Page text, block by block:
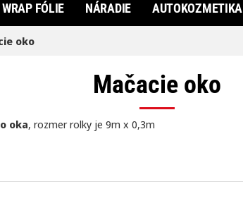
WRAP FÓLIE NÁRADIE AUTOKOZMETIKA
oko
Mačacie oko
oka, rozmer rolky je 9m x 0,3m